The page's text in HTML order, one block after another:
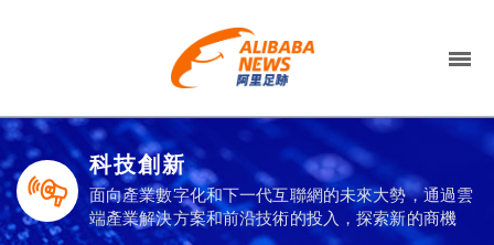
科技創新
面向產業數字化和下一代互聯網的未來大勢，通過雲
端產業解決方案和前沿技術的投入，探索新的商機